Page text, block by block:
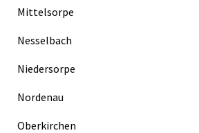
Mittelsorpe
Nesselbach
Niedersorpe
Nordenau
Oberkirchen